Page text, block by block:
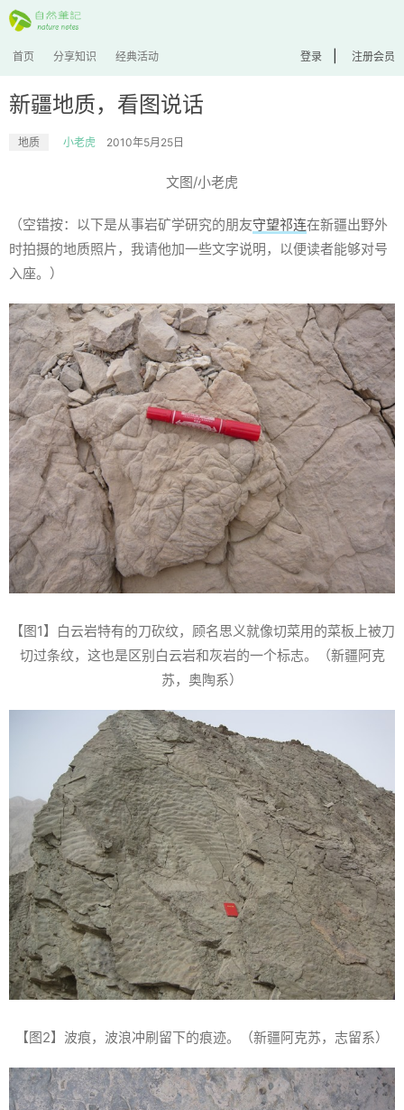
首页 分享知识 经典活动 登录 注册会员
新疆地质，看图说话
地质 小老虎 2010年5月25日
文图/小老虎
（空错按：以下是从事岩矿学研究的朋友守望祁连在新疆出野外
时拍摄的地质照片，我请他加一些文字说明，以便读者能够对号
入座。）
【图1】白云岩特有的刀砍纹，顾名思义就像切菜用的菜板上被刀
切过条纹，这也是区别白云岩和灰岩的一个标志。（新疆阿克
苏，奥陶系）
【图2】波痕，波浪冲刷留下的痕迹。（新疆阿克苏，志留系）